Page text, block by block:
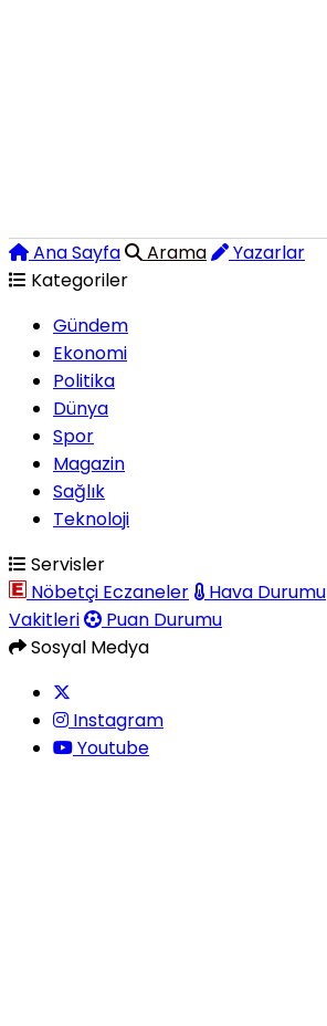
Ana Sayfa Arama
Yazarlar
Kategoriler
Gündem
Ekonomi
Politika
Dünya
Spor
Magazin
Sağlık
Teknoloji
Servisler
Nöbetçi Eczaneler
Hava Durumu
Vakitleri
Puan Durumu
Sosyal Medya
Instagram
Youtube